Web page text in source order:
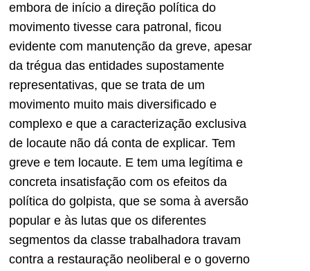
embora de início a direção política do
movimento tivesse cara patronal, ficou
evidente com manutenção da greve, apesar
da trégua das entidades supostamente
representativas, que se trata de um
movimento muito mais diversificado e
complexo e que a caracterização exclusiva
de locaute não dá conta de explicar. Tem
greve e tem locaute. E tem uma legítima e
concreta insatisfação com os efeitos da
política do golpista, que se soma à aversão
popular e às lutas que os diferentes
segmentos da classe trabalhadora travam
contra a restauração neoliberal e o governo